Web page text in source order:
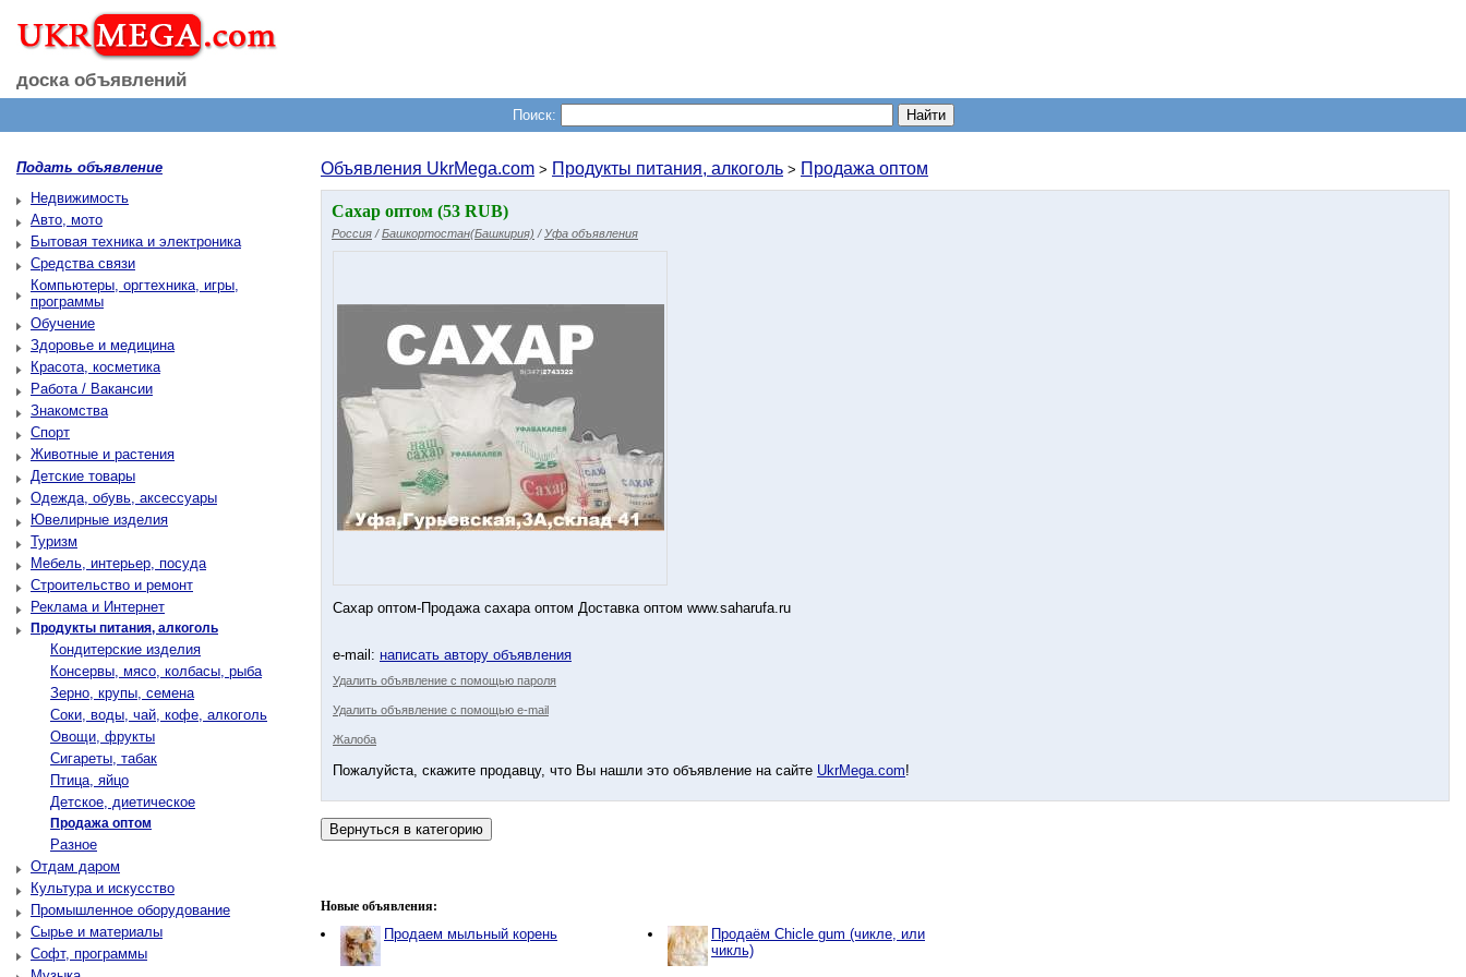
доска объявлений
Поиск:
Подать объявление
Недвижимость
Авто, мото
Бытовая техника и электроника
Средства связи
Компьютеры, оргтехника, игры,
программы
Обучение
Здоровье и медицина
Красота, косметика
Работа / Вакансии
Знакомства
Спорт
Животные и растения
Детские товары
Одежда, обувь, аксессуары
Ювелирные изделия
Туризм
Мебель, интерьер, посуда
Строительство и ремонт
Реклама и Интернет
Продукты питания, алкоголь
Кондитерские изделия
Консервы, мясо, колбасы, рыба
Зерно, крупы, семена
Соки, воды, чай, кофе, алкоголь
Овощи, фрукты
Сигареты, табак
Птица, яйцо
Детское, диетическое
Продажа оптом
Разное
Отдам даром
Культура и искусство
Промышленное оборудование
Сырье и материалы
Софт, программы
Объявления UkrMega.com > Продукты питания, алкоголь > Продажа оптом
Сахар оптом (53 RUB)
Россия /Башкортостан(Башкирия) / Уфа объявления
Сахар оптом-Продажа сахара оптом Доставка оптом www.saharufa.ru
e-mail: написать автору объявления
Удалить объявление с помощью пароля
Удалить объявление с помощью e-mail
Жалоба
Пожалуйста, скажите продавцу, что Вы нашли это объявление на сайте UkrMega.com!
Новые объявления:
Продаем мыльный корень
Продаём Chicle gum (чикле, или
чикль)